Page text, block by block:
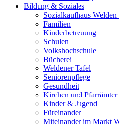
Bildung & Soziales
Sozialkaufhaus Welden
Familien
Kinderbetreuung
Schulen
Volkshochschule
Bücherei
Weldener Tafel
Seniorenpflege
Gesundheit
Kirchen und Pfarrämter
Kinder & Jugend
Füreinander
Miteinander im Markt